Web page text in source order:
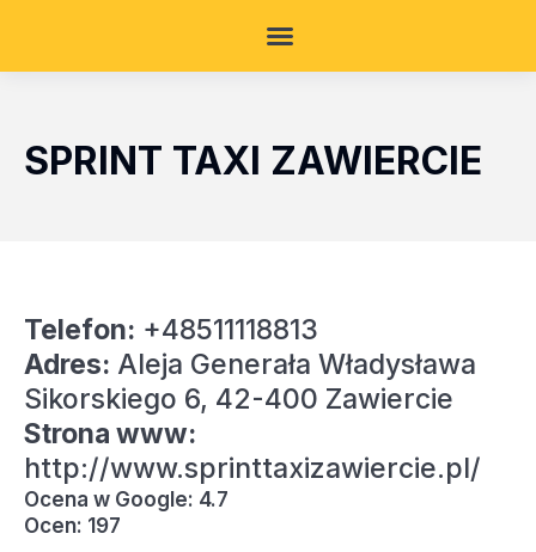
SPRINT TAXI ZAWIERCIE
Telefon: +48511118813
Adres: Aleja Generała Władysława
Sikorskiego 6, 42-400 Zawiercie
Strona www:
http://www.sprinttaxizawiercie.pl/
Ocena w Google: 4.7
Ocen: 197